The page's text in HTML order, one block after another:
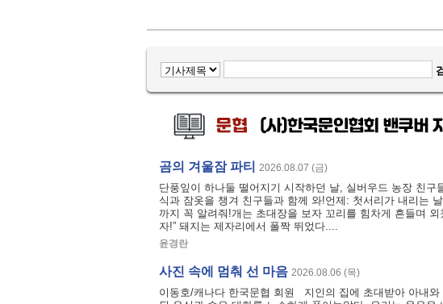
곰의 겨울잠 파티 2026.08.07 (금)
단풍잎이 하나둘 떨어지기 시작하던 날, 실버우드 농장 친
식과 잠옷을 챙겨 친구들과 함께 와!언제: 첫서리가 내리는
까지 꼭 알려줘!개는 초대장을 보자 꼬리를 힘차게 흔들며
자!” 돼지는 제자리에서 폴짝 뛰었다....
윤경란
사진 속에 멈춰 선 마음 2026.08.06 (목)
이동호/캐나다 한국문협 회원 지인의 집에 초대받아 아내